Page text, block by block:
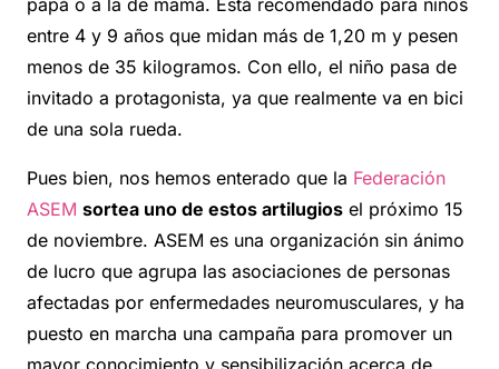
papá o a la de mamá. Está recomendado para niños
entre 4 y 9 años que midan más de 1,20 m y pesen
menos de 35 kilogramos. Con ello, el niño pasa de
invitado a protagonista, ya que realmente va en bici
de una sola rueda.
Pues bien, nos hemos enterado que la Federación
ASEM sortea uno de estos artilugios el próximo 15
de noviembre. ASEM es una organización sin ánimo
de lucro que agrupa las asociaciones de personas
afectadas por enfermedades neuromusculares, y ha
puesto en marcha una campaña para promover un
mayor conocimiento y sensibilización acerca de